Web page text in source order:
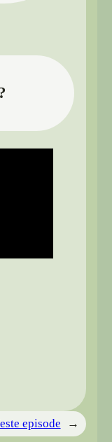
episode →